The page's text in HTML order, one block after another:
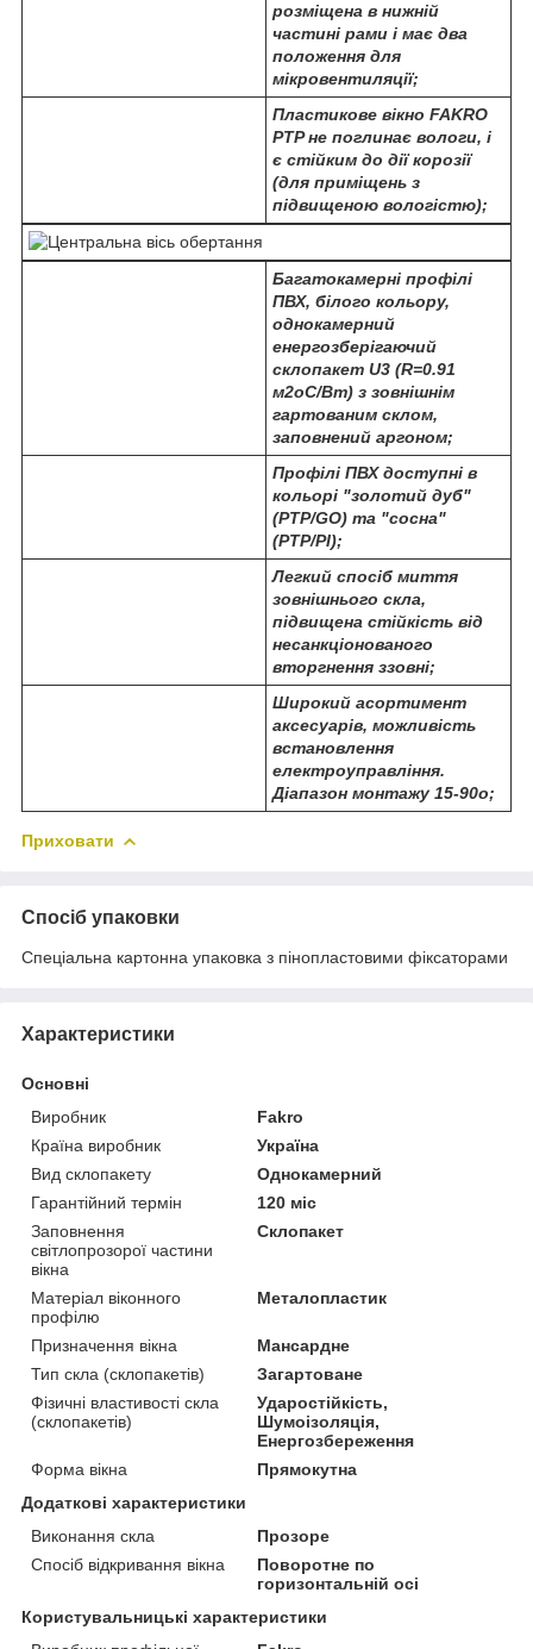
розміщена в нижній
частині рами і має два
положення для
мікровентиляції;
Пластикове вікно FAKRO
PTP не поглинає вологи, і
є стійким до дії корозії
(для приміщень з
підвищеною вологістю);
Багатокамерні профілі
ПВХ, білого кольору,
однокамерний
енергозберігаючий
склопакет U3 (R=0.91
м2оС/Вт) з зовнішнім
гартованим склом,
заповнений аргоном;
Профілі ПВХ доступні в
кольорі "золотий дуб"
(PTP/GO) та "сосна"
(PTP/PI);
Легкий спосіб миття
зовнішнього скла,
підвищена стійкість від
несанкціонованого
вторгнення ззовні;
Широкий асортимент
аксесуарів, можливість
встановлення
електроуправління.
Діапазон монтажу 15-90о;
Приховати
Спосіб упаковки
Спеціальна картонна упаковка з пінопластовими фіксаторами
Характеристики
Основні
Виробник
Fakro
Країна виробник
Україна
Вид склопакету
Однокамерний
Гарантійний термін
120 міс
Заповнення
світлопрозорої частини
вікна
Склопакет
Матеріал віконного
профілю
Металопластик
Призначення вікна
Мансардне
Тип скла (склопакетів)
Загартоване
Фізичні властивості скла
(склопакетів)
Ударостійкість,
Шумоізоляція,
Енергозбереження
Форма вікна
Прямокутна
Додаткові характеристики
Виконання скла
Прозоре
Спосіб відкривання вікна
Поворотне по
горизонтальній осі
Користувальницькі характеристики